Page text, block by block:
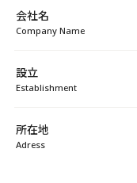
会社名
Company Name
設立
Establishment
所在地
Adress